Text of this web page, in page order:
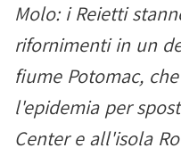
Molo: i Reietti
rifornimenti in un
fiume Potomac,
l'epidemia per
Center e all'isola